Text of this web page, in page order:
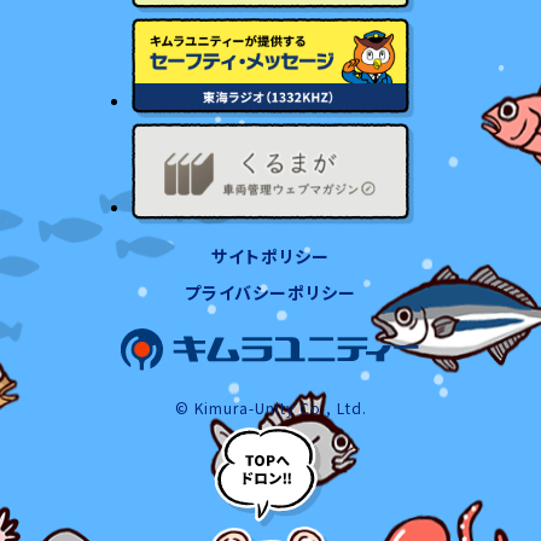
サイトポリシー
プライバシーポリシー
© Kimura-Unity Co., Ltd.